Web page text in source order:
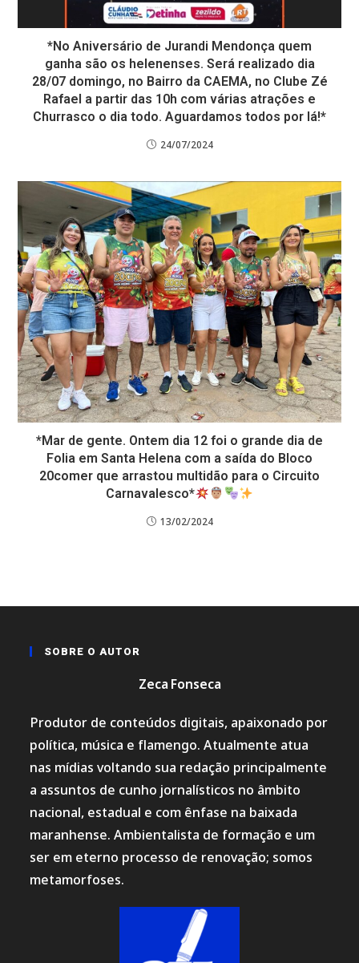
*No Aniversário de Jurandi Mendonça quem
ganha são os helenenses. Será realizado dia
28/07 domingo, no Bairro da CAEMA, no Clube Zé
Rafael a partir das 10h com várias atrações e
Churrasco o dia todo. Aguardamos todos por lá!*
24/07/2024
*Mar de gente. Ontem dia 12 foi o grande dia de
Folia em Santa Helena com a saída do Bloco
20comer que arrastou multidão para o Circuito
Carnavalesco*
13/02/2024
SOBRE O AUTOR
Zeca Fonseca
Produtor de conteúdos digitais, apaixonado por
política, música e flamengo. Atualmente atua
nas mídias voltando sua redação principalmente
a assuntos de cunho jornalísticos no âmbito
nacional, estadual e com ênfase na baixada
maranhense. Ambientalista de formação e um
ser em eterno processo de renovação; somos
metamorfoses.